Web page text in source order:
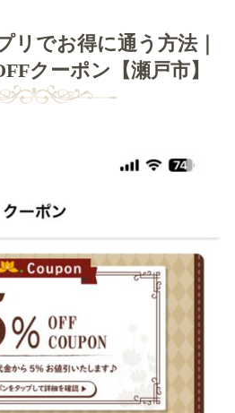
リでお得に通う方法｜
クーポン【瀬戸市】